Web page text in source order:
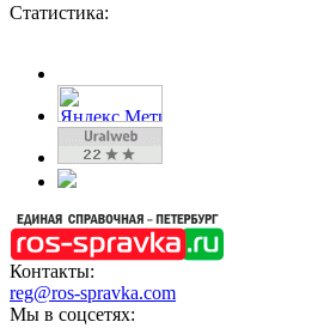
Статистика:
Контакты:
reg@ros-spravka.com
Мы в соцсетях: